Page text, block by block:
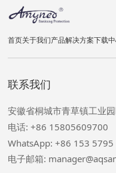
首页关于我们产品解决方案下载
联系我们
安徽省桐城市青草镇工业
电话: +86 15805609700
WhatsApp: +86 153 5795
电子邮箱: